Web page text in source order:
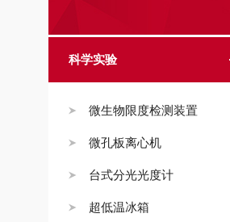
科学实验
微生物限度检测装置
微孔板离心机
台式分光光度计
超低温冰箱